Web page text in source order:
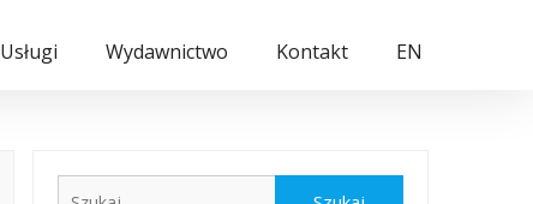
Usługi Wydawnictwo Kontakt EN